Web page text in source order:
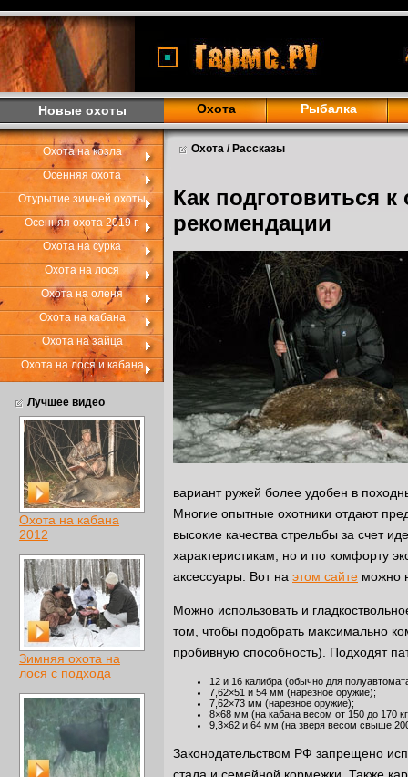
Новые охоты Охота Рыбалка
Охота на козла
Осенняя охота
Отурытие зимней охоты
Осенняя охота 2019 г.
Охота на сурка
Охота на лося
Охота на оленя
Охота на кабана
Охота на зайца
Охота на лося и кабана
Лучшее видео
Охота на кабана
2012
Зимняя охота на
лося с подхода
Охота / Рассказы
Как подготовиться
рекомендации
вариант ружей более удобен в
Многие опытные охотники отдают
высокие качества стрельбы за счет
характеристикам, но и по комфорту
аксессуары. Вот на этом сайте можно
Можно использовать и
том, чтобы подобрать максимально
пробивную способность). Подходят
12 и 16 калибра (обычно для
7,62×51 и 54 мм (нарезное оружие);
7,62×73 мм (нарезное оружие);
8×68 мм (на кабана весом от 150 до 170
9,3×62 и 64 мм (на зверя весом свыше
Законодательством РФ запрещено